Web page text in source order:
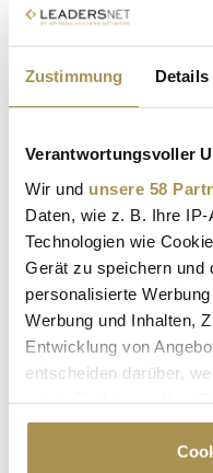
Zustimmung Details
Verantwortungsvoller
Wir und unsere 58
Daten, wie z. B. Ihre
Technologien wie
Gerät zu speichern und
personalisierte
Werbung und Inhalten,
Entwicklung von
entscheiden darüber,
Cookie-Erklärung oder
Trigger Symbol ändern